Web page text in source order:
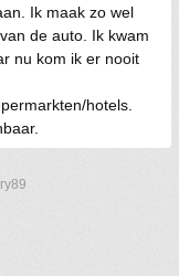
Ik maak zo wel
de auto. Ik kwam
nu kom ik er nooit
hotels.